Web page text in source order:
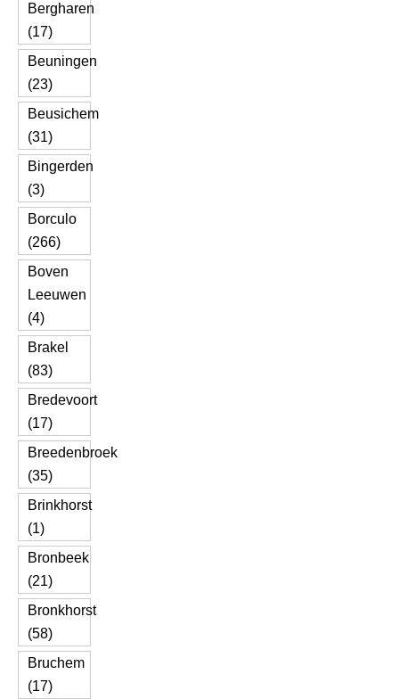
Bergharen
(17)
Beuningen
(23)
Beusichem
(31)
Bingerden
(3)
Borculo
(266)
Boven
Leeuwen
(4)
Brakel
(83)
Bredevoort
(17)
Breedenbroek
(35)
Brinkhorst
(1)
Bronbeek
(21)
Bronkhorst
(58)
Bruchem
(17)